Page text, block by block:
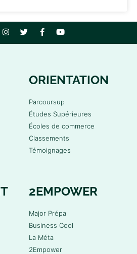
ORIENTATION
Parcoursup
Études Supérieures
Écoles de commerce
Classements
Témoignages
2EMPOWER
Major Prépa
Business Cool
La Méta
2Empower